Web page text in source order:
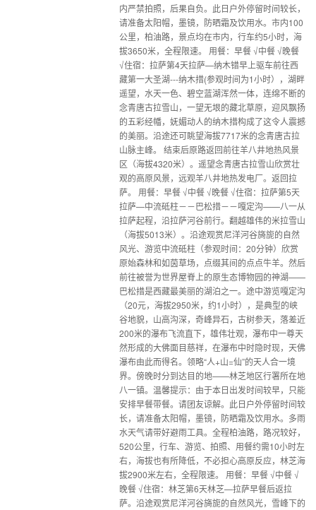
内严禁拍照，后果自负。此日户外停留时间较长，
请准备太阳帽，墨镜，防晒霜及饮用水。市内100
公里，柏油路，景点均在市内，行车约5小时，海
拔3650米，全程限速。 用餐：早餐 √中餐 √晚餐
√住宿：拉萨第4天拉萨—纳木错早上驱车前往西
藏第一大圣湖---纳木措(参观时间为1小时），湖畔
遥望，水天一色、碧空蓝湖浑然一体，连绵不断的
念青唐古拉雪山，一望无垠的藏北草原，迎风飘扬
的五彩经幡，妩媚动人的纳木措构成了这令人震撼
的美丽。沿途还可眺望海拔7717米的念青唐古拉
山脉主峰。 结束后原路返回前往羊八井地热风景
区（海拔4320米）。遥望念青唐古拉雪山欣赏壮
观的高原风景，远观羊八井地热发电厂。返回拉
萨。 用餐：早餐 √中餐 √晚餐 √住宿：拉萨第5天
拉萨—中流砥柱－－巴松措－－嘎定沟——八一从
拉萨起程，沿拉萨河谷前行。翻越雄伟的米拉雪山
（海拔5013米）。沿途观赏尼洋河谷旖旎的自然
风光、游览中流砥柱（参观时间：20分钟）欣赏
原始森林和如茵草场，点缀其间的点点牛羊。然后
前往被誉为世界屋脊上的原生态博物园的神湖——
巴松措是西藏最美丽的湖泊之一。途中游览嘎定沟
（20元，海拔2950米，约1小时），是典型的峡
谷地貌，山高沟深，奇峰异石，古树参天，落差近
200米的瀑布飞流直下，雄伟壮观，瀑布中一尊天
然形成的大佛面目慈祥，在瀑布中时隐时现，天佛
瀑布由此而得名。领略“人+山=仙”的天人合一境
界。傍晚时分到达目的地——林芝地区行署所在地
八一镇。温馨提示：由于本日出发时间较早，只能
安排早餐带餐。请团友谅解。此日户外停留时间较
长，请准备太阳帽，墨镜，防晒霜及饮用水。多雨
水天气请带好避雨工具。全程柏油路，路况较好，
520公里，行车、游览、拍照、用餐约需10小时左
右，海拔也有所降低，不必担心高原反应，林芝海
拔2900米左右，全程限速。 用餐：早餐 √中餐 √
晚餐 √住宿：林芝第6天林芝—拉萨早餐后返拉
萨。沿途观赏尼洋河谷旖旎的自然风光，雪峰下的